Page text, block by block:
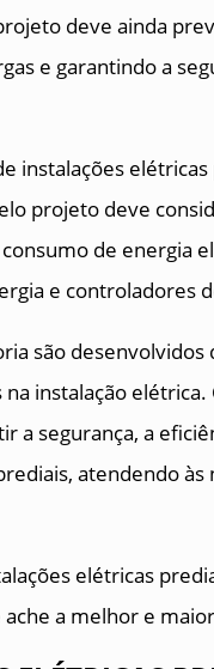
deve ainda
e garantindo a
instalações elétricas
projeto deve
de energia
e controladores
são
instalação
a segurança, a
atendendo às
elétricas
a melhor e